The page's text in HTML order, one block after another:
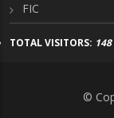
FIC
TOTAL VISITORS: 148
©